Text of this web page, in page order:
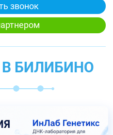
звонок
БИЛИБИНО